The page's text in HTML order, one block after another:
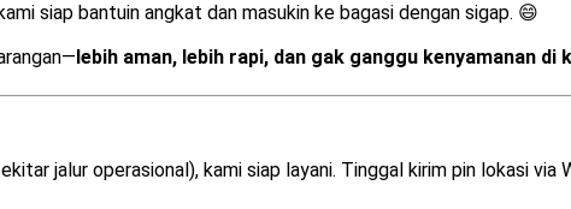
siap bantuin angkat dan masukin ke bagasi dengan sigap. 😄
lebih aman, lebih rapi, dan gak ganggu kenyamanan di
jalur operasional), kami siap layani. Tinggal kirim pin lokasi via